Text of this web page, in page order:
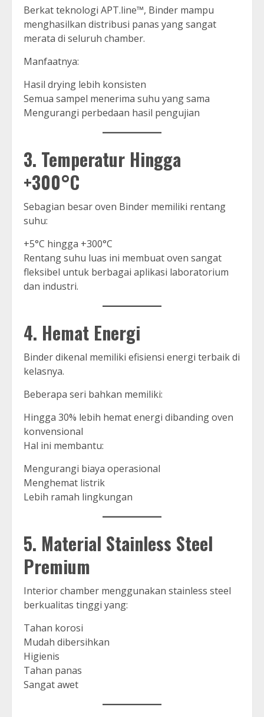
Berkat teknologi APT.line™, Binder mampu
menghasilkan distribusi panas yang sangat
merata di seluruh chamber.
Manfaatnya:
Hasil drying lebih konsisten
Semua sampel menerima suhu yang sama
Mengurangi perbedaan hasil pengujian
3. Temperatur Hingga
+300°C
Sebagian besar oven Binder memiliki rentang
suhu:
+5°C hingga +300°C
Rentang suhu luas ini membuat oven sangat
fleksibel untuk berbagai aplikasi laboratorium
dan industri.
4. Hemat Energi
Binder dikenal memiliki efisiensi energi terbaik di
kelasnya.
Beberapa seri bahkan memiliki:
Hingga 30% lebih hemat energi dibanding oven
konvensional
Hal ini membantu:
Mengurangi biaya operasional
Menghemat listrik
Lebih ramah lingkungan
5. Material Stainless Steel
Premium
Interior chamber menggunakan stainless steel
berkualitas tinggi yang:
Tahan korosi
Mudah dibersihkan
Higienis
Tahan panas
Sangat awet